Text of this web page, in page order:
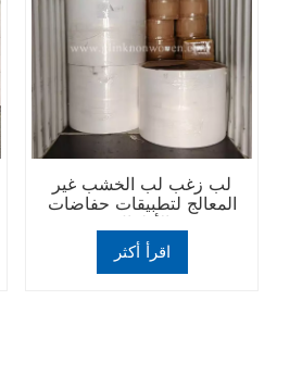
لب زغب لب الخشب غير
المعالج لتطبيقات حفاضات
الأطفال
اقرأ أكثر